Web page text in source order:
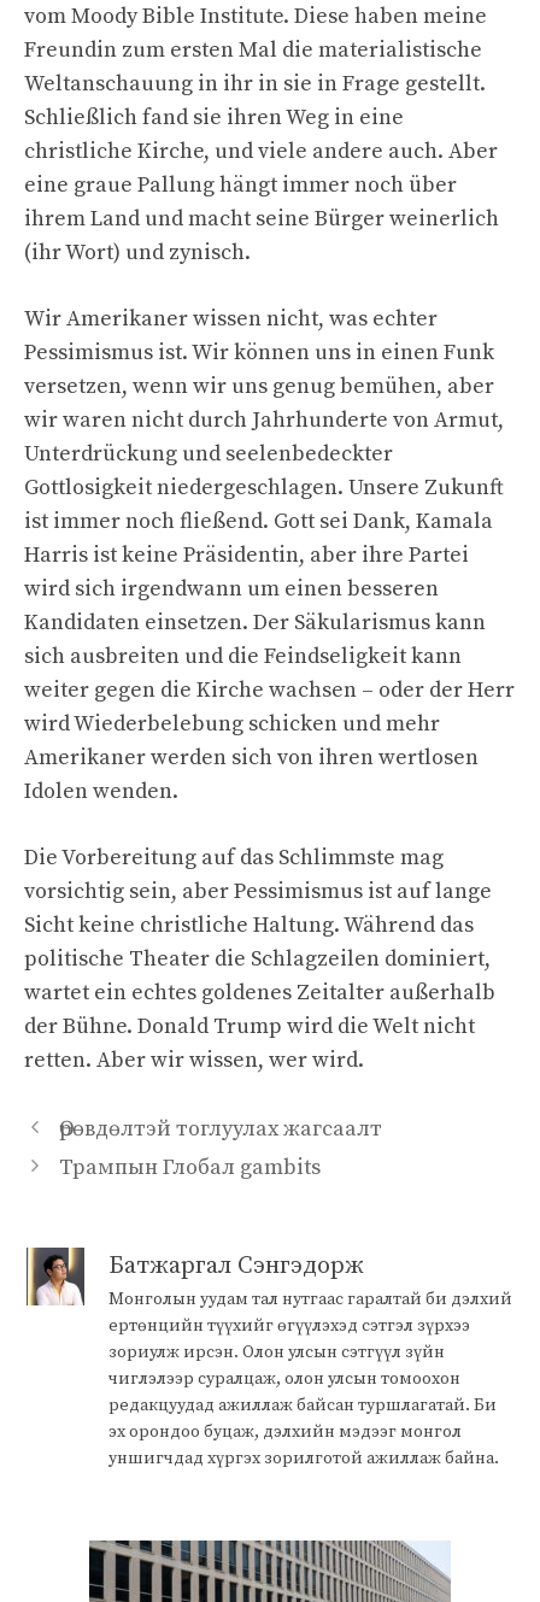
vom Moody Bible Institute. Diese haben meine
Freundin zum ersten Mal die materialistische
Weltanschauung in ihr in sie in Frage gestellt.
Schließlich fand sie ihren Weg in eine
christliche Kirche, und viele andere auch. Aber
eine graue Pallung hängt immer noch über
ihrem Land und macht seine Bürger weinerlich
(ihr Wort) und zynisch.
Wir Amerikaner wissen nicht, was echter
Pessimismus ist. Wir können uns in einen Funk
versetzen, wenn wir uns genug bemühen, aber
wir waren nicht durch Jahrhunderte von Armut,
Unterdrückung und seelenbedeckter
Gottlosigkeit niedergeschlagen. Unsere Zukunft
ist immer noch fließend. Gott sei Dank, Kamala
Harris ist keine Präsidentin, aber ihre Partei
wird sich irgendwann um einen besseren
Kandidaten einsetzen. Der Säkularismus kann
sich ausbreiten und die Feindseligkeit kann
weiter gegen die Kirche wachsen – oder der Herr
wird Wiederbelebung schicken und mehr
Amerikaner werden sich von ihren wertlosen
Idolen wenden.
Die Vorbereitung auf das Schlimmste mag
vorsichtig sein, aber Pessimismus ist auf lange
Sicht keine christliche Haltung. Während das
politische Theater die Schlagzeilen dominiert,
wartet ein echtes goldenes Zeitalter außerhalb
der Bühne. Donald Trump wird die Welt nicht
retten. Aber wir wissen, wer wird.
Өрөвдөлтэй тоглуулах жагсаалт
Трампын Глобал gambits
Батжаргал Сэнгэдорж
Монголын уудам тал нутгаас гаралтай би дэлхий
ертөнцийн түүхийг өгүүлэхэд сэтгэл зүрхээ
зориулж ирсэн. Олон улсын сэтгүүл зүйн
чиглэлээр суралцаж, олон улсын томоохон
редакцуудад ажиллаж байсан туршлагатай. Би
эх орондоо буцаж, дэлхийн мэдээг монгол
уншигчдад хүргэх зорилготой ажиллаж байна.